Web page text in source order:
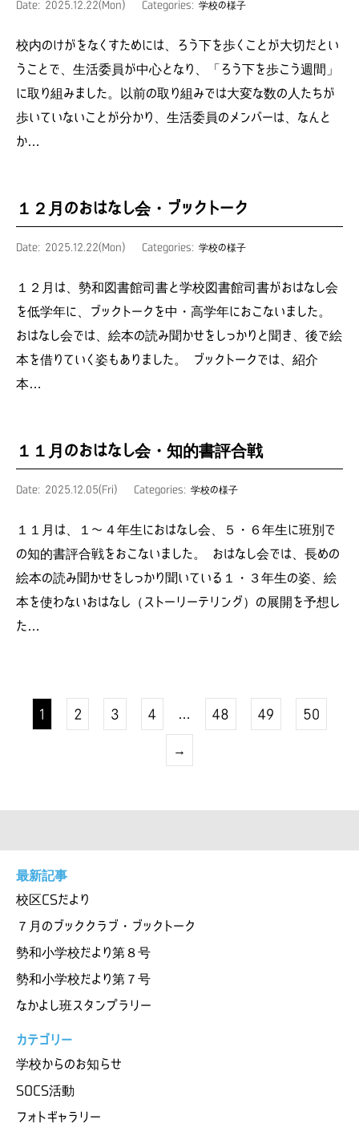
Date: 2025.12.22(Mon) Categories: 学校の様子
校内のけがをなくすためには、ろう下を歩くことが大切だとい
うことで、生活委員が中心となり、「ろう下を歩こう週間」
に取り組みました。以前の取り組みでは大変な数の人たちが
歩いていないことが分かり、生活委員のメンバーは、なんと
か…
１２月のおはなし会・ブックトーク
Date: 2025.12.22(Mon) Categories: 学校の様子
１２月は、勢和図書館司書と学校図書館司書がおはなし会
を低学年に、ブックトークを中・高学年におこないました。
おはなし会では、絵本の読み聞かせをしっかりと聞き、後で絵
本を借りていく姿もありました。 ブックトークでは、紹介
本…
１１月のおはなし会・知的書評合戦
Date: 2025.12.05(Fri) Categories: 学校の様子
１１月は、１〜４年生におはなし会、５・６年生に班別で
の知的書評合戦をおこないました。 おはなし会では、長めの
絵本の読み聞かせをしっかり聞いている１・３年生の姿、絵
本を使わないおはなし（ストーリーテリング）の展開を予想し
た…
1 2 3 4 48 49 50
→
最新記事
校区CSだより
７月のブッククラブ・ブックトーク
勢和小学校だより第８号
勢和小学校だより第７号
なかよし班スタンプラリー
カテゴリー
学校からのお知らせ
SOCS活動
フォトギャラリー